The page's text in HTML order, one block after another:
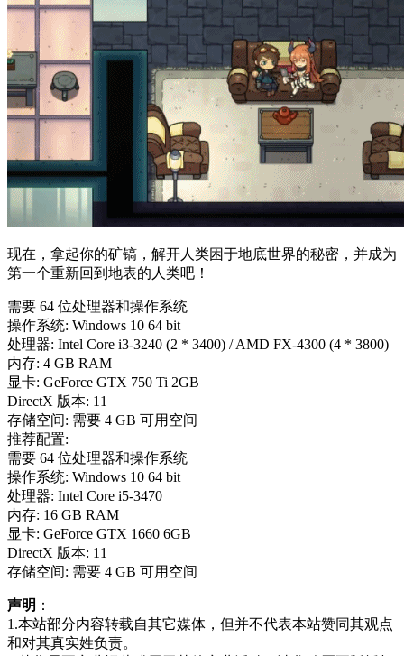
现在，拿起你的矿镐，解开人类困于地底世界的秘密，并成为
第一个重新回到地表的人类吧！
需要 64 位处理器和操作系统
操作系统: Windows 10 64 bit
处理器: Intel Core i3-3240 (2 * 3400) / AMD FX-4300 (4 * 3800)
内存: 4 GB RAM
显卡: GeForce GTX 750 Ti 2GB
DirectX 版本: 11
存储空间: 需要 4 GB 可用空间
推荐配置:
需要 64 位处理器和操作系统
操作系统: Windows 10 64 bit
处理器: Intel Core i5-3470
内存: 16 GB RAM
显卡: GeForce GTX 1660 6GB
DirectX 版本: 11
存储空间: 需要 4 GB 可用空间
声明 ：
1.本站部分内容转载自其它媒体，但并不代表本站赞同其观点
和对其真实姓负责。